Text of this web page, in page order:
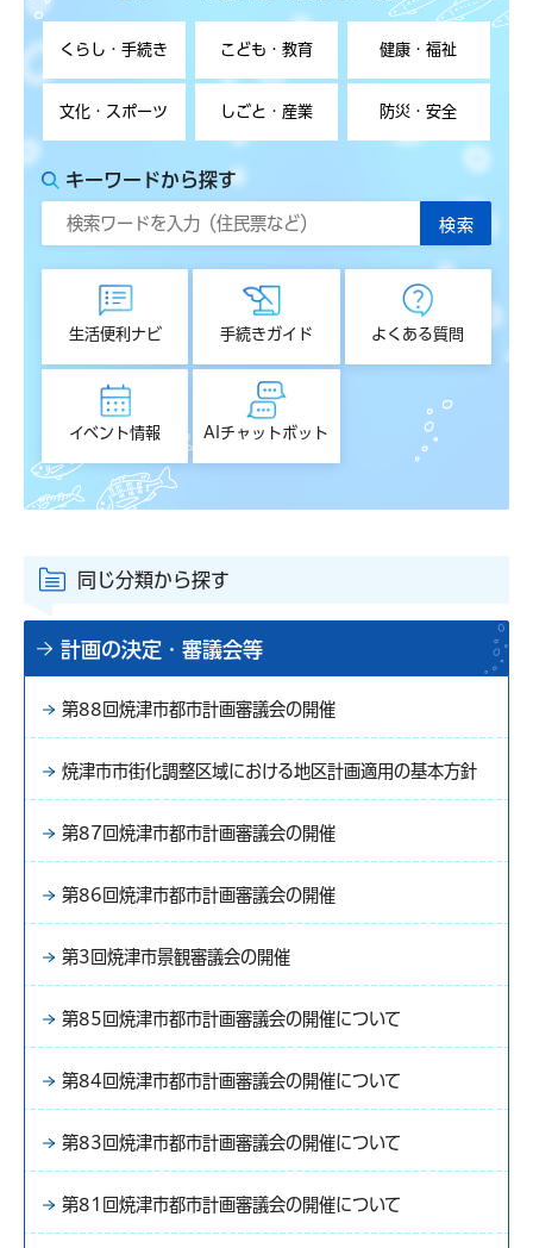
くらし・手続き こども・教育 健康・福祉
文化・スポーツ しごと・産業 防災・安全
キーワードから探す
生活便利ナビ 手続きガイド よくある質問
イベント情報 AIチャットボット
同じ分類から探す
計画の決定・審議会等
第88回焼津市都市計画審議会の開催
焼津市市街化調整区域における地区計画適用の基本方針
第87回焼津市都市計画審議会の開催
第86回焼津市都市計画審議会の開催
第3回焼津市景観審議会の開催
第85回焼津市都市計画審議会の開催について
第84回焼津市都市計画審議会の開催について
第83回焼津市都市計画審議会の開催について
第81回焼津市都市計画審議会の開催について